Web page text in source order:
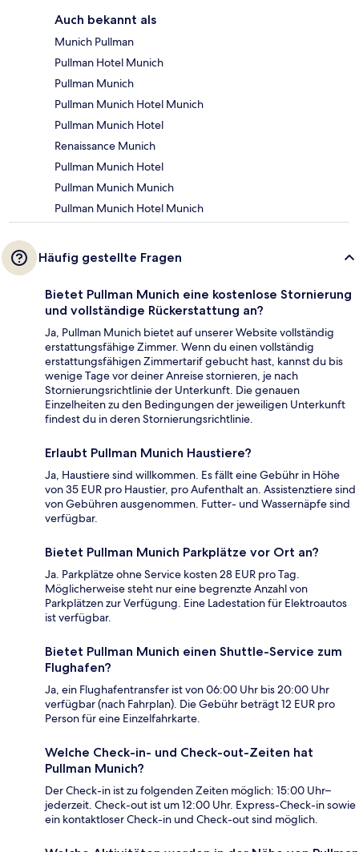
Auch bekannt als
Munich Pullman
Pullman Hotel Munich
Pullman Munich
Pullman Munich Hotel Munich
Pullman Munich Hotel
Renaissance Munich
Pullman Munich Hotel
Pullman Munich Munich
Pullman Munich Hotel Munich
Häufig gestellte Fragen
Bietet Pullman Munich eine kostenlose Stornierung
und vollständige Rückerstattung an?
Ja, Pullman Munich bietet auf unserer Website vollständig
erstattungsfähige Zimmer. Wenn du einen vollständig
erstattungsfähigen Zimmertarif gebucht hast, kannst du bis
wenige Tage vor deiner Anreise stornieren, je nach
Stornierungsrichtlinie der Unterkunft. Die genauen
Einzelheiten zu den Bedingungen der jeweiligen Unterkunft
findest du in deren Stornierungsrichtlinie.
Erlaubt Pullman Munich Haustiere?
Ja, Haustiere sind willkommen. Es fällt eine Gebühr in Höhe
von 35 EUR pro Haustier, pro Aufenthalt an. Assistenztiere sind
von Gebühren ausgenommen. Futter- und Wassernäpfe sind
verfügbar.
Bietet Pullman Munich Parkplätze vor Ort an?
Ja. Parkplätze ohne Service kosten 28 EUR pro Tag.
Möglicherweise steht nur eine begrenzte Anzahl von
Parkplätzen zur Verfügung. Eine Ladestation für Elektroautos
ist verfügbar.
Bietet Pullman Munich einen Shuttle-Service zum
Flughafen?
Ja, ein Flughafentransfer ist von 06:00 Uhr bis 20:00 Uhr
verfügbar (nach Fahrplan). Die Gebühr beträgt 12 EUR pro
Person für eine Einzelfahrkarte.
Welche Check-in- und Check-out-Zeiten hat
Pullman Munich?
Der Check-in ist zu folgenden Zeiten möglich: 15:00 Uhr–
jederzeit. Check-out ist um 12:00 Uhr. Express-Check-in sowie
ein kontaktloser Check-in und Check-out sind möglich.